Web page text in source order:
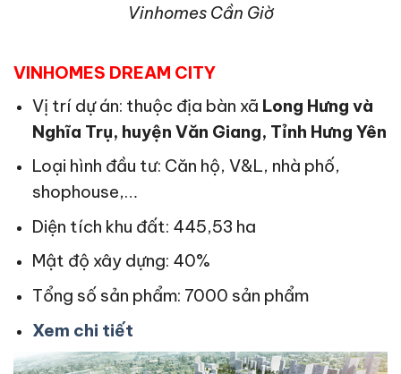
Vinhomes Cần Giờ
VINHOMES DREAM CITY
Vị trí dự án: thuộc địa bàn xã Long Hưng và
Nghĩa Trụ, huyện Văn Giang, Tỉnh Hưng Yên
Loại hình đầu tư: Căn hộ, V&L, nhà phố,
shophouse,…
Diện tích khu đất: 445,53 ha
Mật độ xây dựng: 40%
Tổng số sản phẩm: 7000 sản phẩm
Xem chi tiết